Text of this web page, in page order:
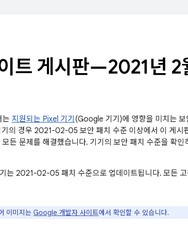
트 게시판—2021년 2
는 지원되는 Pixel 기기 (Google 기기)에 영향을 미치는
의 경우 2021-02-05 보안 패치 수준 이상에서 이 게시
든 문제를 해결했습니다. 기기의 보안 패치 수준을 확인
는 2021-02-05 패치 수준으로 업데이트됩니다. 모든
이미지는 Google 개발자 사이트에서 확인할 수 있습니다.